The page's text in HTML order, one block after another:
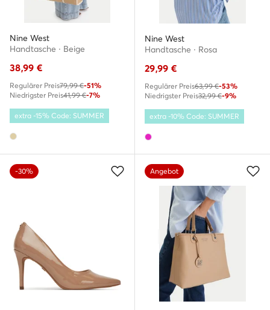
Nine West
Handtasche · Beige
38,99 €
Regulärer Preis79,99 €-51%
Niedrigster Preis41,99 €-7%
extra -15% Code: SUMMER
Nine West
Handtasche · Rosa
29,99 €
Regulärer Preis63,99 €-53%
Niedrigster Preis32,99 €-9%
extra -10% Code: SUMMER
-30% Angebot